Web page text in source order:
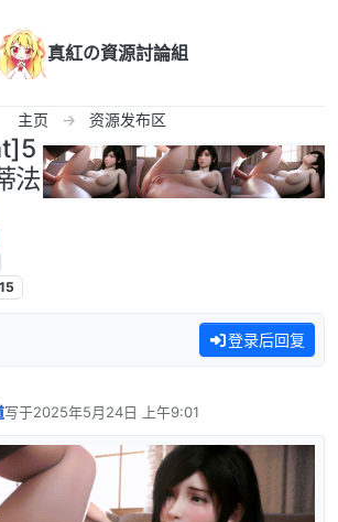
真紅の資源討論組
主页 资源发布区
法
登录后回复
写于2025年5月24日 上午9:01
最后由 编辑